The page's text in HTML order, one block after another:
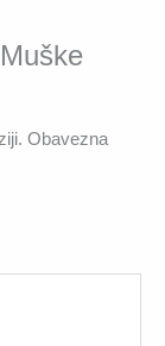
Obavezna